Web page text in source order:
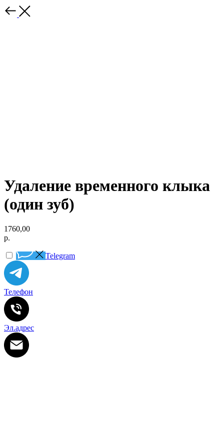
Удаление временного клыка
(один зуб)
1760,00
р.
Telegram
Телефон
Эл.адрес